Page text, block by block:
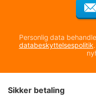
Personlig data
databeskyttelsespolitik
Sikker betaling